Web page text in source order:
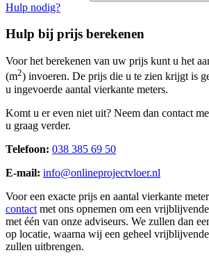
Hulp nodig?
Hulp bij prijs berekenen
Voor het berekenen van uw prijs kunt u het
(m2) invoeren. De prijs die u te zien krijgt is
u ingevoerde aantal vierkante meters.
Komt u er even niet uit? Neem dan contact
u graag verder.
Telefoon: 038 385 69 50
E-mail: info@onlineprojectvloer.nl
Voor een exacte prijs en aantal vierkante
contact met ons opnemen om een
met één van onze adviseurs. We zullen dan
op locatie, waarna wij een geheel
zullen uitbrengen.